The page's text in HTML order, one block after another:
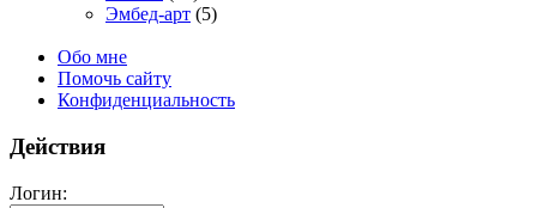
Эмбед-арт (5)
Обо мне
Помочь сайту
Конфиденциальность
Действия
Логин: